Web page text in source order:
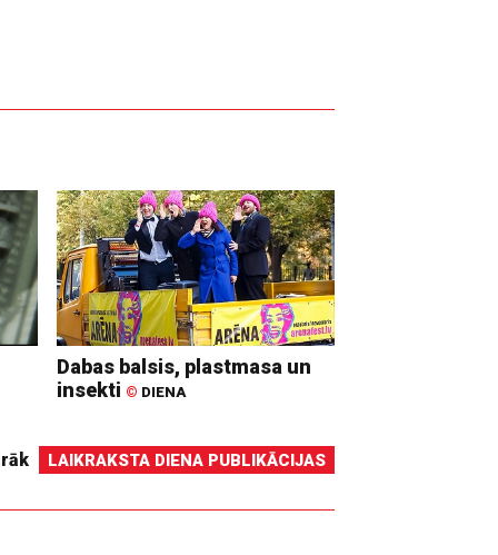
Dabas balsis, plastmasa un
insekti © DIENA
LAIKRAKSTA DIENA PUBLIKĀCIJAS